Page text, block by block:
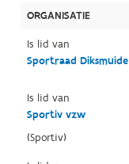
ORGANISATIE
Is lid van
Sportraad Diksmuide
Is lid van
Sportiv vzw
(Sportiv)